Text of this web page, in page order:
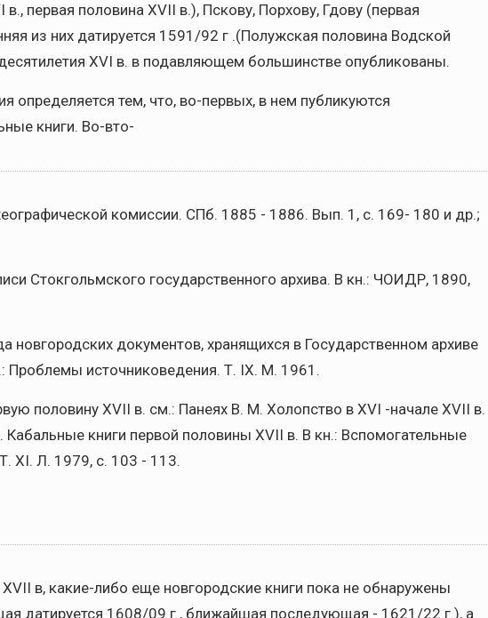
первая половина XVII в.), Пскову, Порхову, Гдову (первая
из них датируется 1591/92 г .(Полужская половина Водской
XVI в. в подавляющем большинстве опубликованы.
определяется тем, что, во-первых, в нем публикуются
книги. Во-вто-
комиссии. СПб. 1885 - 1886. Вып. 1, с. 169- 180 и др.;
Стокгольмского государственного архива. В кн.: ЧОИДР, 1890,
новгородских документов, хранящихся в Государственном архиве
Проблемы источниковедения. Т. IX. М. 1961.
половину XVII в. см.: Панеях В. М. Холопство в XVI -начале XVII в.
книги первой половины XVII в. В кн.: Вспомогательные
XI. Л. 1979, с. 103 - 113.
в, какие-либо еще новгородские книги пока не обнаружены
датируется 1608/09 г., ближайшая последующая - 1621/22 г.), а